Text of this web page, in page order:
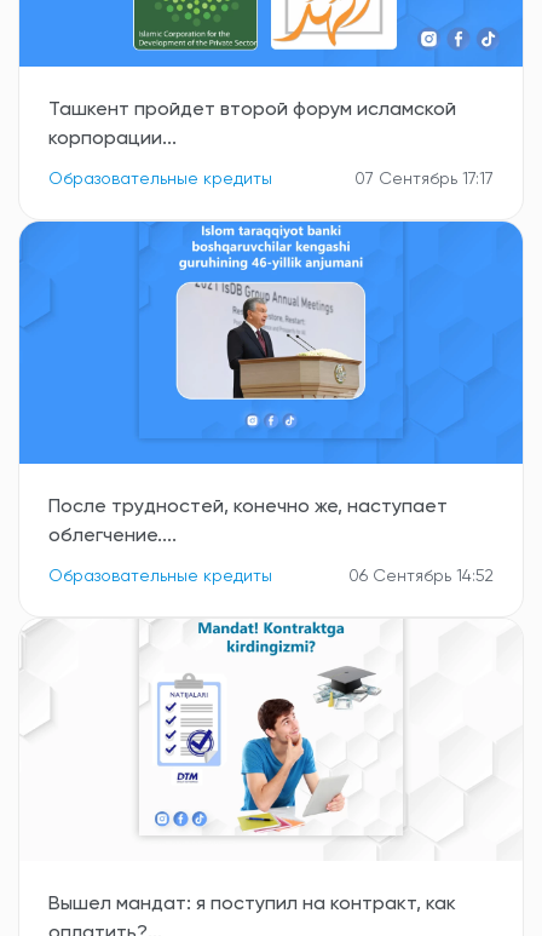
Ташкент пройдет второй форум исламской
корпорации...
Образовательные кредиты 07 Сентябрь 17:17
После трудностей, конечно же, наступает
облегчение....
Образовательные кредиты 06 Сентябрь 14:52
Вышел мандат: я поступил на контракт, как